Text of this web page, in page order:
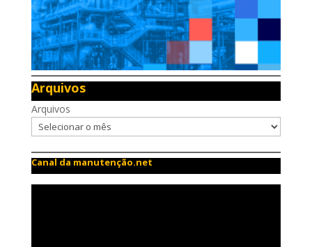
Arquivos
Arquivos
Canal da manutenção.net